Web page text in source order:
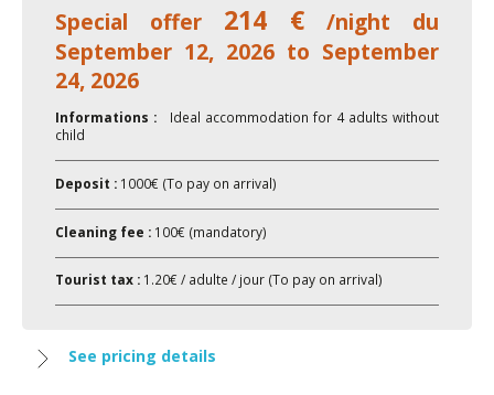
Special offer 214 € /night du
September 12, 2026 to September
24, 2026
Informations :
Ideal accommodation for 4 adults without
child
Deposit : 1000€ (To pay on arrival)
Cleaning fee : 100€ (mandatory)
Tourist tax : 1.20€ / adulte / jour (To pay on arrival)
See pricing details